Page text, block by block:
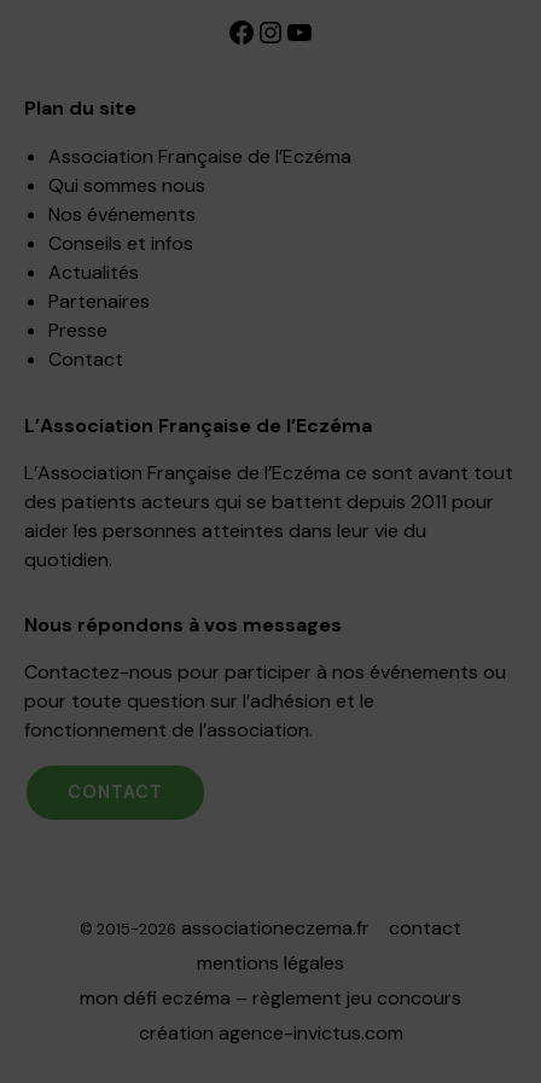
Facebook InstagramYouTube
Plan du site
Association Française de l’Eczéma
Qui sommes nous
Nos événements
Conseils et infos
Actualités
Partenaires
Presse
Contact
L’Association Française de l’Eczéma
L’Association Française de l’Eczéma ce sont avant tout
des patients acteurs qui se battent depuis 2011 pour
aider les personnes atteintes dans leur vie du
quotidien.
Nous répondons à vos messages
Contactez-nous pour participer à nos événements ou
pour toute question sur l’adhésion et le
fonctionnement de l’association.
CONTACT
© 2015-2026 associationeczema.fr
contact
mentions légales
mon défi eczéma – règlement jeu concours
création agence-invictus.com